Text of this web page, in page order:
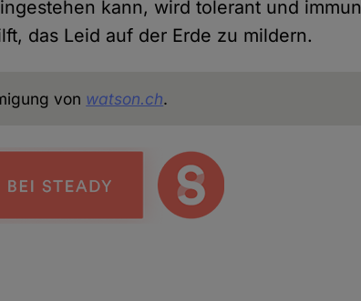
kann, wird tolerant und immun
das Leid auf der Erde zu mildern.
von watson.ch.